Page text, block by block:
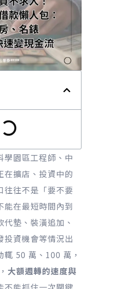
學園區工程師、中
在擴店、投資中的
往往不是「要不要
能在最短時間內到
墊、裝潢追加、
投資機會等情況出
50 萬、100 萬，
大額週轉的速度與